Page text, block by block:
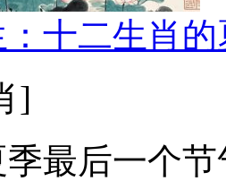
十二生肖
]
最后一个